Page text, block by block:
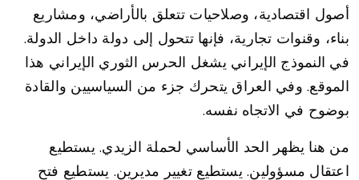
أصول اقتصادية، وصلاحيات تتعلق بالأراضي، ومشاريع
بناء، وقنوات تجارية، فإنها تتحول إلى دولة داخل الدولة.
في النموذج الإيراني يشغل الحرس الثوري الإيراني هذا
الموقع. وفي العراق يتحرك جزء من السياسيين والقادة
بوضوح في الاتجاه نفسه.
من هنا يظهر الحد الأساسي لحملة الزيدي. يستطيع
اعتقال مسؤولين. يستطيع تغيير مديرين. يستطيع فتح